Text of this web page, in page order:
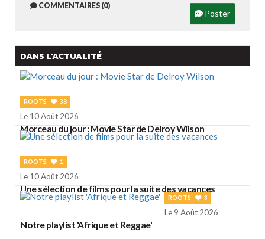
COMMENTAIRES (0)
Poster
DANS L'ACTUALITÉ
ROOTS 38
Le 10 Août 2026
Morceau du jour : Movie Star de Delroy Wilson
ROOTS 1
Le 10 Août 2026
Une sélection de films pour la suite des vacances
ROOTS 3
Le 9 Août 2026
Notre playlist 'Afrique et Reggae'